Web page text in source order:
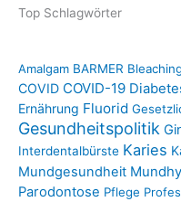
Top Schlagwörter
Amalgam BARMER Bleaching
COVID COVID-19
Ernährung Fluorid
Gesundheitspolitik
Interdentalbürste Karies
Mundgesundheit
Parodontose Pflege